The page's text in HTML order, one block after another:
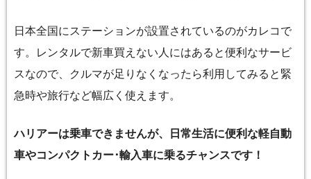
日本全国にステーションが設置されているのがカレコで
す。レンタルで新車買えない人にはあると便利なサービ
スなので、クルマが足りなくなったら利用してみると緊
急時や旅行など幅広く使えます。
ハリアーは乗車できませんが、日常生活に便利な軽自動
車やコンパクトカー･輸入車に乗るチャンスです！